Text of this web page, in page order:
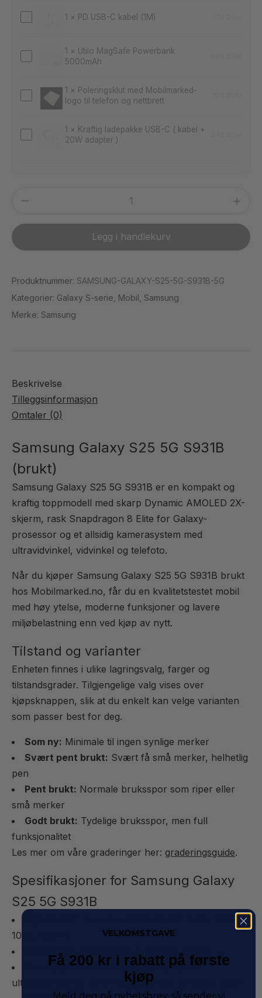
S931B
(Brukt)
PD
(1M)
1 × PD USB-C kabel (1M)
Utilo
Powerbank
5000mAh
1 × Utilo MagSafe Powerbank
5000mAh
Poleringsklut
Mobilmarked-
1 × Poleringsklut med Mobilmarked-
logo til telefon og nettbrett
Kraftig
kabel
20W
)
1 × Kraftig ladepakke USB-C ( kabel +
20W adapter )
Samsung
S25
5G
(Brukt)
antall
Legg i handlekurv
Produktnummer: SAMSUNG-GALAXY-S25-5G-S931B-5G
Kategorier: Galaxy S-serie Mobil Samsung
Merke: Samsung
Beskrivelse
Tilleggsinformasjon
Omtaler (0)
Samsung Galaxy S25 5G S931B
(brukt)
Samsung Galaxy S25 5G S931B er en kompakt og
kraftig toppmodell med skarp Dynamic AMOLED 2X-
skjerm, rask Snapdragon 8 Elite for Galaxy-
prosessor og et allsidig kamerasystem med
ultravidvinkel, vidvinkel og telefoto.
Når du kjøper Samsung Galaxy S25 5G S931B brukt
hos Mobilmarked.no, får du en kvalitetstestet mobil
med høy ytelse, moderne funksjoner og lavere
miljøbelastning enn ved kjøp av nytt.
Tilstand og varianter
Enheten finnes i ulike lagringsvalg, farger og
tilstandsgrader. Tilgjengelige valg vises over
kjøpsknappen, slik at du enkelt kan velge varianten
som passer best for deg.
Som ny: Minimale til ingen synlige merker
Svært pent brukt: Svært få små merker, helhetlig
pen
Pent brukt: Normale bruksspor som riper eller
små merker
Godt brukt: Tydelige bruksspor, men full
funksjonalitet
Les mer om våre graderinger her: graderingsguide.
Spesifikasjoner for Samsung Galaxy
S25 5G S931B
6,2″ Dynamic AMOLED 2X, FHD+ 2340 x
1080, 120 Hz
Prosessor:
Snapdragon 8 Elite for Galaxy
Hovedkamera: 50 MP vidvinkel, 12 MP
ultravidvinkel og 10 MP telefoto med 3x optisk zoom
VELKOMSTGAVE
Få 200 kr i rabatt på første
kjøp
Meld deg på nyhetsbrev, så sender vi